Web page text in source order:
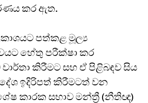
කර ඇත.
පත්කළ මූල්‍ය
හේතු පරීක්ෂා කර
කිරීමට සහ ඒ පිළිබඳව සිය
ඉදිරිපත් කිරීමටත් වන
කාරක සභාව මන්ත්‍රී (නීතිඥ)